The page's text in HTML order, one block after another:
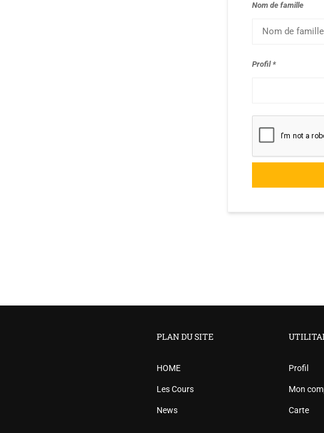
Nom de famille
Profil
PLAN DU SITE
HOME
Les Cours
News
Profil
Mon
Carte